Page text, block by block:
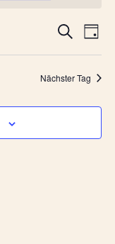
und
SucheTag
Nächster Tag